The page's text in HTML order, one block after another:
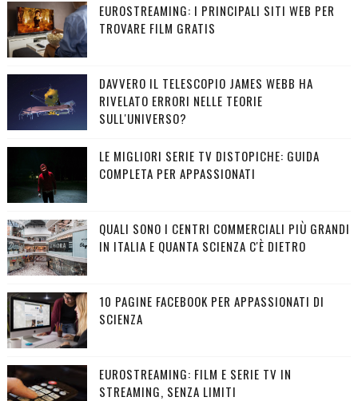
EUROSTREAMING: I PRINCIPALI SITI WEB PER
TROVARE FILM GRATIS
DAVVERO IL TELESCOPIO JAMES WEBB HA
RIVELATO ERRORI NELLE TEORIE
SULL'UNIVERSO?
LE MIGLIORI SERIE TV DISTOPICHE: GUIDA
COMPLETA PER APPASSIONATI
QUALI SONO I CENTRI COMMERCIALI PIÙ GRANDI
IN ITALIA E QUANTA SCIENZA C'È DIETRO
10 PAGINE FACEBOOK PER APPASSIONATI DI
SCIENZA
EUROSTREAMING: FILM E SERIE TV IN
STREAMING, SENZA LIMITI